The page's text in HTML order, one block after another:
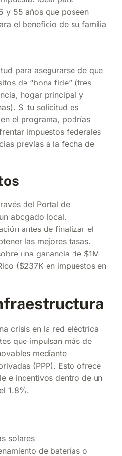
y 55 años que poseen
el beneficio de su familia
para asegurarse de que
de “bona fide” (tres
hogar principal y
Si tu solicitud es
el programa, podrías
impuestos federales
previas a la fecha de
del Portal de
abogado local.
antes de finalizar el
las mejores tasas.
una ganancia de $1M
($237K en impuestos en
crisis en la red eléctrica
que impulsan más de
mediante
(PPP). Esto ofrece
e incentivos dentro de un
1.8%.
solares
de baterías o